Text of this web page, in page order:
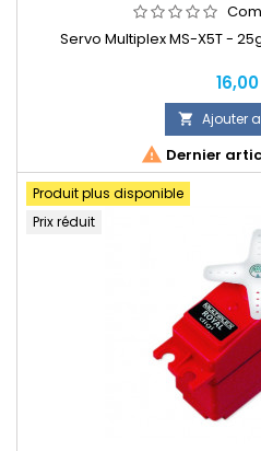
Servo Multiplex MS-X5T -
Prix
 Ajouter
 Dernier
Produit plus disponible
Prix réduit